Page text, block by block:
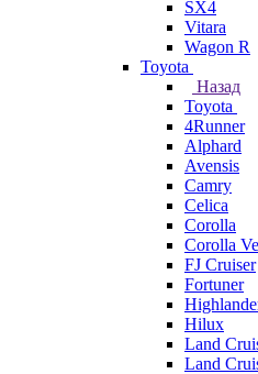
SX4
Vitara
Wagon R
Toyota
Назад
Toyota
4Runner
Alphard
Avensis
Camry
Celica
Corolla
Corolla
FJ Cruiser
Fortuner
Hilux
Land
Land